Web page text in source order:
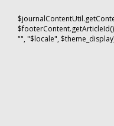
"", "$locale",